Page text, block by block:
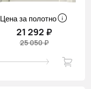
Цена за полотно
21 292 ₽
25 050 ₽